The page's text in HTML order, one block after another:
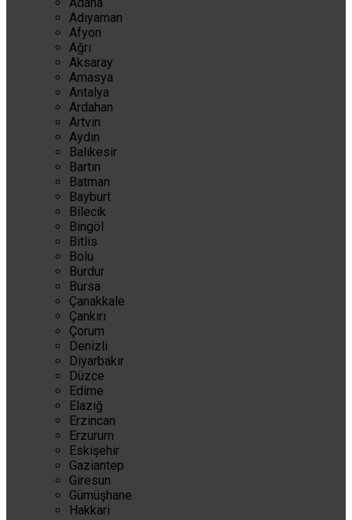
Adıyaman
Afyon
Ağrı
Aksaray
Amasya
Antalya
Ardahan
Artvin
Aydın
Balıkesir
Bartın
Batman
Bayburt
Bilecik
Bingöl
Bitlis
Bolu
Burdur
Bursa
Çanakkale
Çankırı
Çorum
Denizli
Diyarbakır
Düzce
Edirne
Elazığ
Erzincan
Erzurum
Eskişehir
Gaziantep
Giresun
Gümüşhane
Hakkari